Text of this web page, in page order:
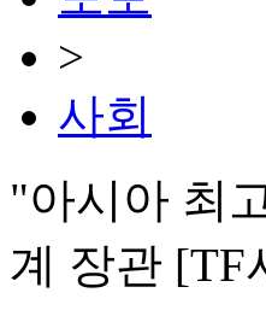
>
사회
"아시아 최
계 장관 [TF